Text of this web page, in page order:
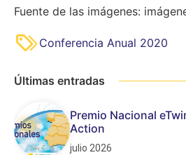
Fuente de las imágenes:
Conferencia Anual 2020
Últimas entradas
Premio Nacional
Action
julio 2026